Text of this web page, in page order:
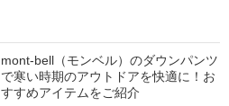
mont-bell（モンベル）のダウンパンツ
で寒い時期のアウトドアを快適に！お
すすめアイテムをご紹介